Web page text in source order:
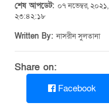
শেষ আপডেট: ০৭ নভেম্বর, ২০২১,
২৩:৪২:১৮
Written By:নাসরীন সুলতানা
Share on:
Facebook